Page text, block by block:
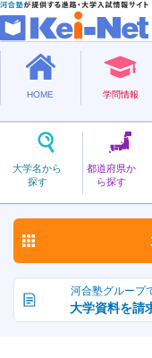
HOME 学問情報
大学名から
探す
都道府県か
ら探す
国立
つくば
筑波大学
河合塾グループ
大学資料を請